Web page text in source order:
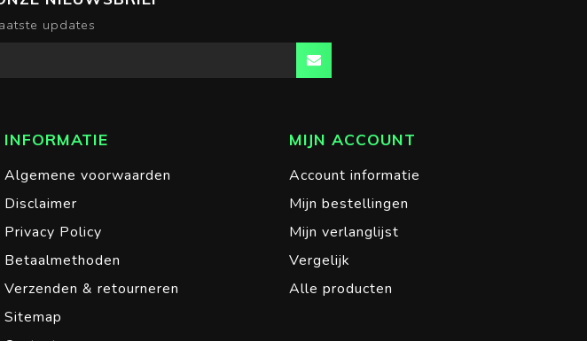
updates
INFORMATIE
Algemene voorwaarden
Disclaimer
Privacy Policy
Betaalmethoden
Verzenden & retourneren
Sitemap
MIJN ACCOUNT
Account informatie
Mijn bestellingen
Mijn verlanglijst
Vergelijk
Alle producten